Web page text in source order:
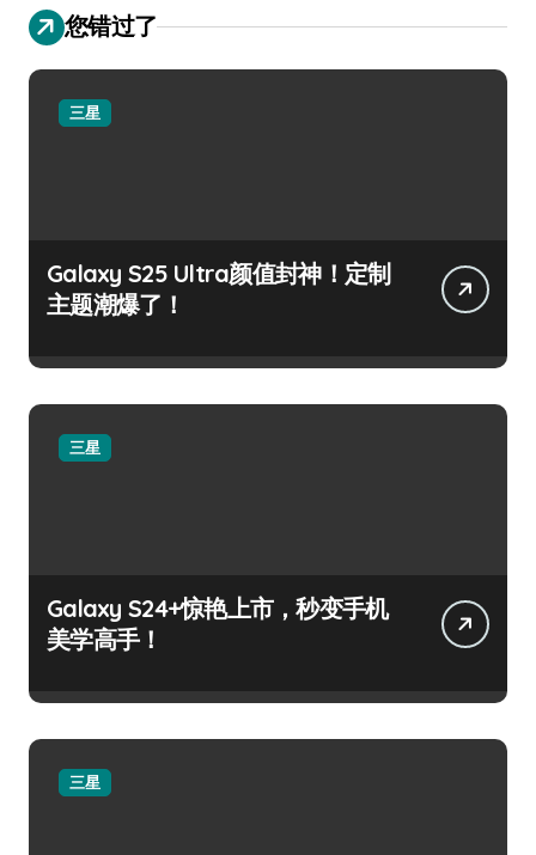
您错过了
三星
Galaxy S25 Ultra颜值封神！定制
主题潮爆了！
三星
Galaxy S24+惊艳上市，秒变手机
美学高手！
三星